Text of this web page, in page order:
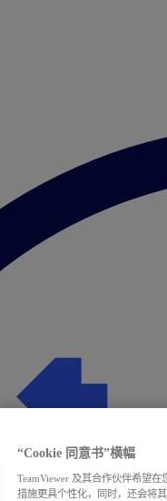
“Cookie 同意书”横幅
TeamViewer 及其合作伙伴希望
措施更具个性化，同时，还会将